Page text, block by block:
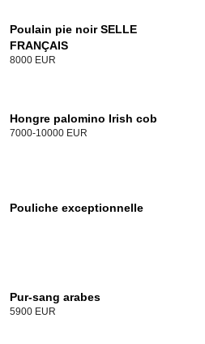
Poulain pie noir SELLE
FRANÇAIS
8000 EUR
Hongre palomino Irish cob
7000-10000 EUR
Pouliche exceptionnelle
Pur-sang arabes
5900 EUR